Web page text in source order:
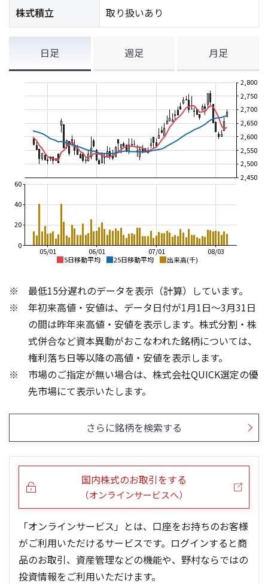
株式積立 取り扱いあり
日足 週足 月足
5日移動平均 25日移動平均 出来高(千)
08/03
07/01
06/01
05/01
2,450
2,500
2,550
2,600
2,650
2,700
2,750
2,800
0
20
40
60
13週移動平均 26週移動平均 出来高(千)
2,000
2,400
2,600
0
20
40
5ヶ月移動平均 25ヶ月移動平均 出来高(千)
1,200
1,800
2,000
2,200
2,400
2,600
0
60
最低15分遅れのデータを表示（計算）しています。
年初来高値・安値は、データ日付が1月1日～3月31日
の間は昨年来高値・安値を表示します。株式分割・株
式併合など資本異動がおこなわれた銘柄については、
権利落ち日等以降の高値・安値を表示します。
市場のご指定が無い場合は、株式会社QUICK選定の優
先市場にて表示いたします。
さらに銘柄を検索する
国内株式のお取引をする
（オンラインサービスへ）
「オンラインサービス」とは、口座をお持ちのお客様
がご利用いただけるサービスです。ログインすると商
品のお取引、資産管理などの機能や、野村ならではの
投資情報をご利用いただけます。